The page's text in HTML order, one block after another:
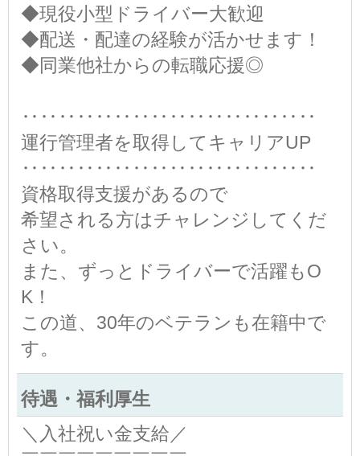
◆現役小型ドライバー大歓迎
◆配送・配達の経験が活かせます！
◆同業他社からの転職応援◎
‥‥‥‥‥‥‥‥‥‥‥‥‥‥‥‥
運行管理者を取得してキャリアUP
‥‥‥‥‥‥‥‥‥‥‥‥‥‥‥‥
資格取得支援があるので
希望される方はチャレンジしてくだ
さい。
また、ずっとドライバーで活躍もO
K！
この道、30年のベテランも在籍中で
す。
待遇・福利厚生
＼入社祝い金支給／